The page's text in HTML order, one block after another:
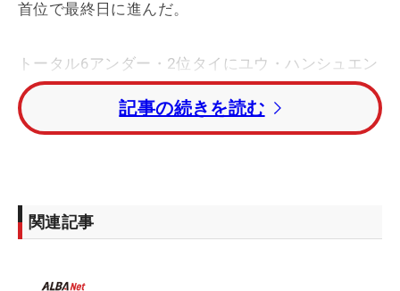
首位で最終日に進んだ。
トータル6アンダー・2位タイにユウ・ハンシュエン
（台湾）、チョンラダ・チャヤヌン、P・K・コンク
ラファン（ともにタイ）。トータル5アンダー・5位
タイに山本景子、チー・ジェシカ・パン（台湾）が
トータル2アンダー・8位タイには今季ステップ1勝
の與語優奈、エイミー・コガら5人が続いた。
ルーキー・寺岡沙弥香は崩すも、トータル1オーバ
記事の続きを読む
関連記事